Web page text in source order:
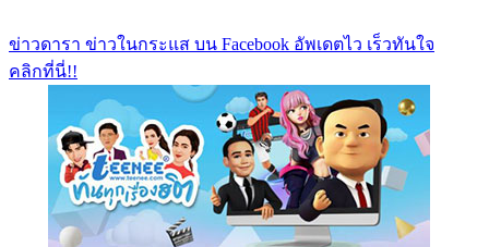
ข่าวดารา ข่าวในกระแส บน Facebook อัพเดตไว เร็วทันใจ
คลิกที่นี่!!